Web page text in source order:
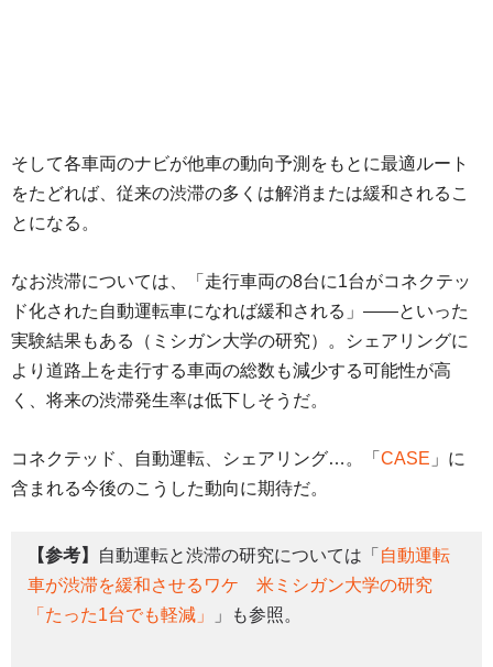
そして各車両のナビが他車の動向予測をもとに最適ルート
をたどれば、従来の渋滞の多くは解消または緩和されるこ
とになる。
なお渋滞については、「走行車両の8台に1台がコネクテッ
ド化された自動運転車になれば緩和される」――といった
実験結果もある（ミシガン大学の研究）。シェアリングに
より道路上を走行する車両の総数も減少する可能性が高
く、将来の渋滞発生率は低下しそうだ。
コネクテッド、自動運転、シェアリング…。「 CASE 」に
含まれる今後のこうした動向に期待だ。
【参考】 自動運転と渋滞の研究については「 自動運転
車が渋滞を緩和させるワケ 米ミシガン大学の研究
「たった1台でも軽減」
」も参照。